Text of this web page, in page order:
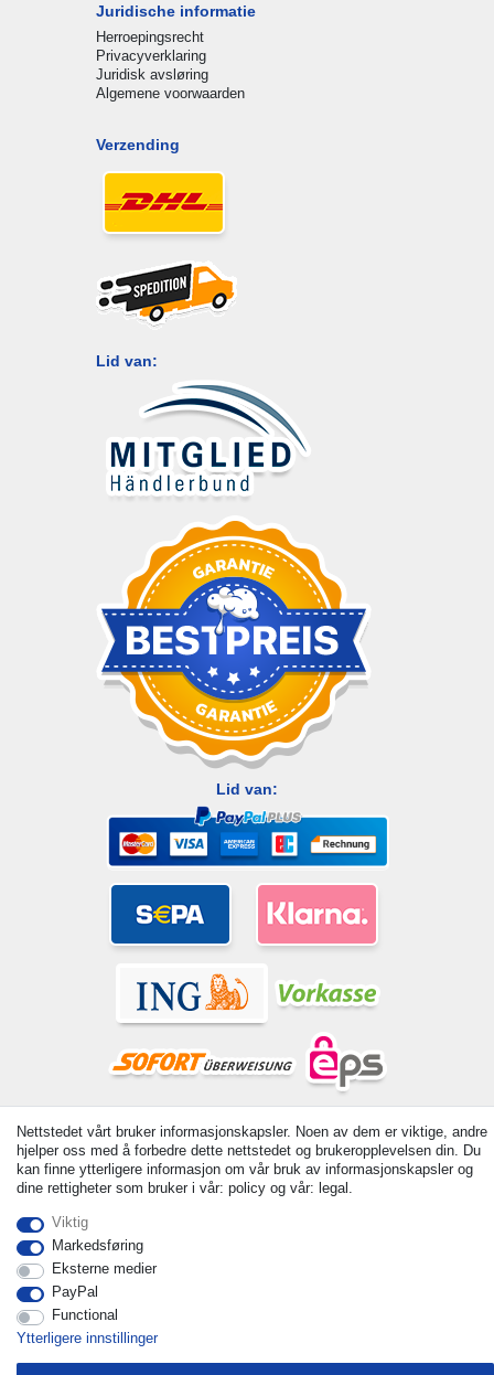
Juridische informatie
Herroepingsrecht
Privacyverklaring
Juridisk avsløring
Algemene voorwaarden
Verzending
Lid van:
Lid van:
© Copyright 2026 | Alle rettigheter forbeholdt. - All rights reserved.
Prices incl. VAT. 19% VAT Basic prices see article detail | *
Applies to deliveries to the UK!
Nettstedet vårt bruker informasjonskapsler. Noen av dem er viktige, andre
hjelper oss med å forbedre dette nettstedet og brukeropplevelsen din. Du
kan finne ytterligere informasjon om vår bruk av informasjonskapsler og
dine rettigheter som bruker i vår: policy og vår: legal.
Viktig
Markedsføring
Eksterne medier
PayPal
Functional
Ytterligere innstillinger